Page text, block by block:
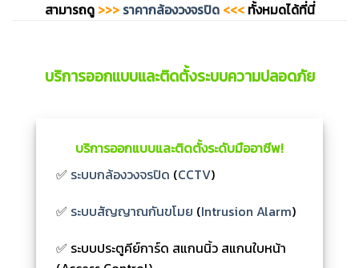
สามารถดู >>>ราคากล้องวงจรปิด <<<ทั้งหมดได้ที่นี่
บริการออกแบบและติดตั้งระบบความปลอดภัย
บริการออกแบบและติดตั้งระดับมืออาชีพ!
✅ ระบบกล้องวงจรปิด (CCTV)
✅ ระบบสัญญาณกันขโมย (Intrusion Alarm)
✅ ระบบประตูคีย์การ์ด สแกนนิ้ว สแกนใบหน้า